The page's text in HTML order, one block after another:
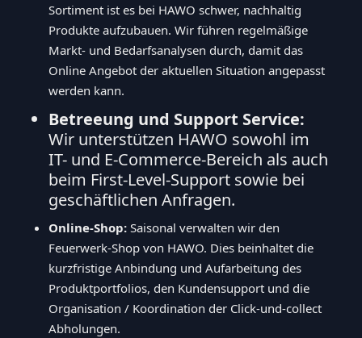
Sortiment ist es bei HAWO schwer, nachhaltig
Produkte aufzubauen. Wir führen regelmäßige
Markt- und Bedarfsanalysen durch, damit das
Online Angebot der aktuellen Situation angepasst
werden kann.
Betreeung und Support Service:
Wir unterstützen HAWO sowohl im
IT- und E-Commerce-Bereich als auch
beim First-Level-Support sowie bei
geschäftlichen Anfragen.
Online-Shop: Saisonal verwalten wir den
Feuerwerk-Shop von HAWO. Dies beinhaltet die
kurzfristige Anbindung und Aufarbeitung des
Produktportfolios, den Kundensupport und die
Organisation / Koordination der Click-und-collect
Abholungen.